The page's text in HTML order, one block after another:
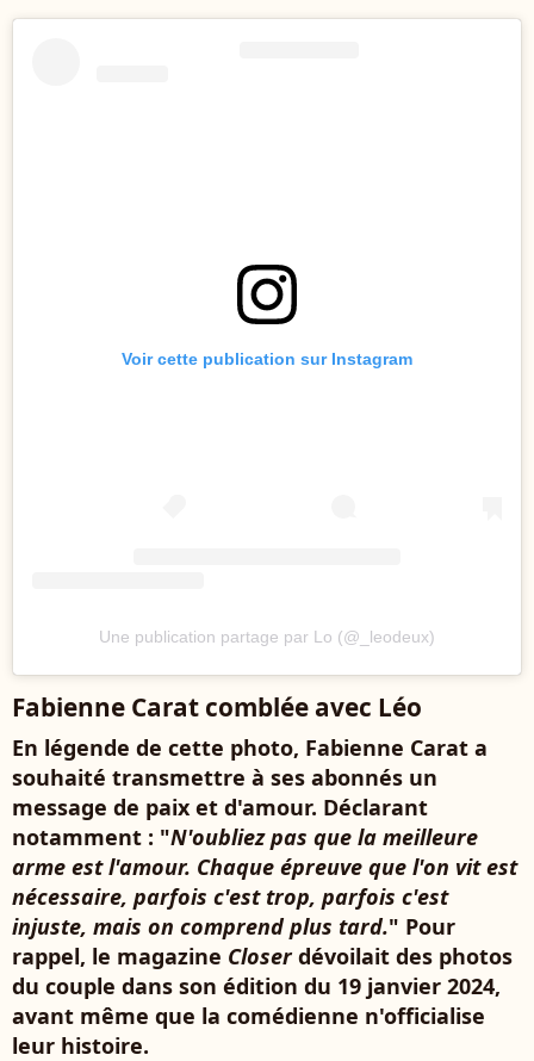
Voir cette publication sur Instagram
Une publication partage par Lo (@_leodeux)
Fabienne Carat comblée avec Léo
En légende de cette photo, Fabienne Carat a
souhaité transmettre à ses abonnés un
message de paix et d'amour. Déclarant
notamment : "N'oubliez pas que la meilleure
arme est l'amour. Chaque épreuve que l'on vit est
nécessaire, parfois c'est trop, parfois c'est
injuste, mais on comprend plus tard." Pour
rappel, le magazine Closerdévoilait des photos
du couple dans son édition du 19 janvier 2024,
avant même que la comédienne n'officialise
leur histoire.